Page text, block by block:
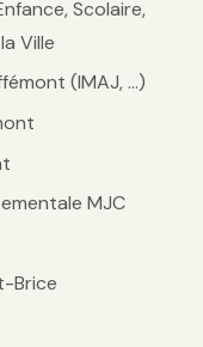
Scolaire,
Ville
(IMAJ, …)
MJC
Brice